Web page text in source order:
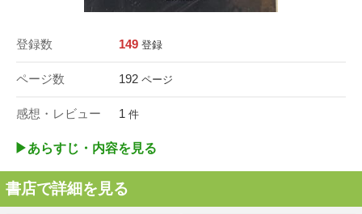
登録数 149 登録
ページ数 192 ページ
感想・レビュー 1 件
▶︎あらすじ・内容を見る
書店で詳細を見る